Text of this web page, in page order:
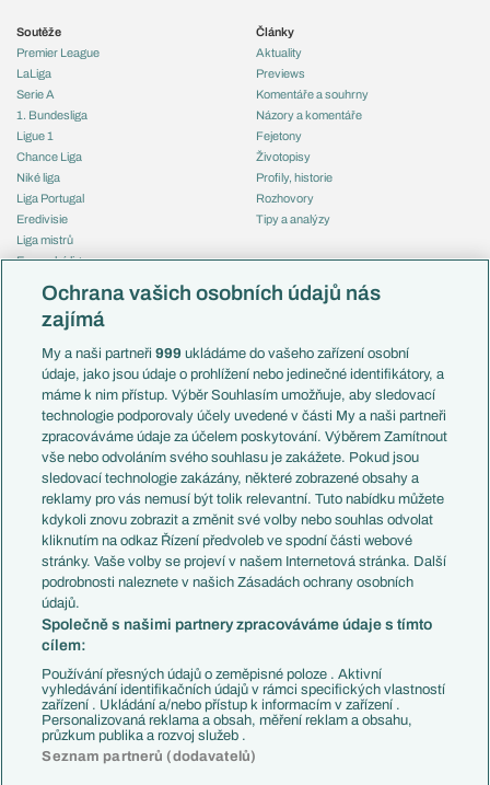
Soutěže
Premier League
LaLiga
Serie A
1. Bundesliga
Ligue 1
Chance Liga
Niké liga
Liga Portugal
Eredivisie
Liga mistrů
Evropská liga
Mistrovství světa
Liga národů
Témata
Představení týmů MS
EuroSkauting
PL v kostce
Evropské koeficienty
Přestupy
Přestupové spekulace
Zranění
Kluby
Arsenal FC
Chelsea FC
Manchester United
AC Milán
Juventus FC
Bayern Mnichov
FC Barcelona
Real Madrid
Články
Aktuality
Previews
Komentáře a souhrny
Názory a komentáře
Fejetony
Životopisy
Profily, historie
Rozhovory
Tipy a analýzy
Česko
Francie
Itálie
Německo
Španělsko
Argentina
Brazílie
Přestupy
Zápasy
Livescore
Tipovací soutěž
Ochrana vašich osobních údajů nás
zajímá
My a naši partneři999 ukládáme do vašeho zařízení osobní
údaje, jako jsou údaje o prohlížení nebo jedinečné identifikátory, a
máme k nim přístup. Výběr Souhlasím umožňuje, aby sledovací
technologie podporovaly účely uvedené v části My a naši partneři
zpracováváme údaje za účelem poskytování. Výběrem Zamítnout
vše nebo odvoláním svého souhlasu je zakážete. Pokud jsou
sledovací technologie zakázány, některé zobrazené obsahy a
reklamy pro vás nemusí být tolik relevantní. Tuto nabídku můžete
kdykoli znovu zobrazit a změnit své volby nebo souhlas odvolat
kliknutím na odkaz Řízení předvoleb ve spodní části webové
stránky. Vaše volby se projeví v našem Internetová stránka. Další
podrobnosti naleznete v našich Zásadách ochrany osobních
údajů.
Společně s našimi partnery zpracováváme údaje s tímto
cílem:
Používání přesných údajů o zeměpisné poloze . Aktivní
vyhledávání identifikačních údajů v rámci specifických vlastností
zařízení . Ukládání a/nebo přístup k informacím v zařízení .
Personalizovaná reklama a obsah, měření reklam a obsahu,
průzkum publika a rozvoj služeb .
Seznam partnerů (dodavatelů)